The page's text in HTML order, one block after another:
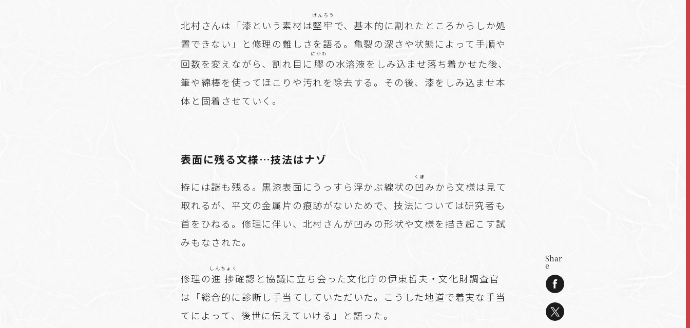
北村さんは「漆という素材は堅牢
けんろう
で、基本的に割れたところからしか処
置できない」と修理の難しさを語る。亀裂の深さや状態によって手順や
回数を変えながら、割れ目に 膠
にかわ
の水溶液をしみ込ませ落ち着かせた後、
筆や綿棒を使ってほこりや汚れを除去する。その後、漆をしみ込ませ本
体と固着させていく。
表面に残る文様…技法はナゾ
拵には謎も残る。黒漆表面にうっすら浮かぶ線状の凹
くぼ
みから文様は見て
取れるが、平文の金属片の痕跡がないためで、技法については研究者も
首をひねる。修理に伴い、北村さんが凹みの形状や文様を描き起こす試
みもなされた。
修理の進捗
しんちょく
確認と協議に立ち会った文化庁の伊東哲夫・文化財調査官
は「総合的に診断し手当てしていただいた。こうした地道で着実な手当
てによって、後世に伝えていける」と語った。
Shar
e